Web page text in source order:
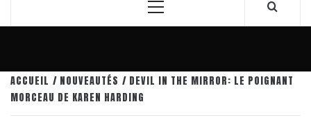
Menu
ACCUEIL NOUVEAUTÉS
DEVIL IN THE MIRROR: LE POIGNANT
MORCEAU DE KAREN HARDING